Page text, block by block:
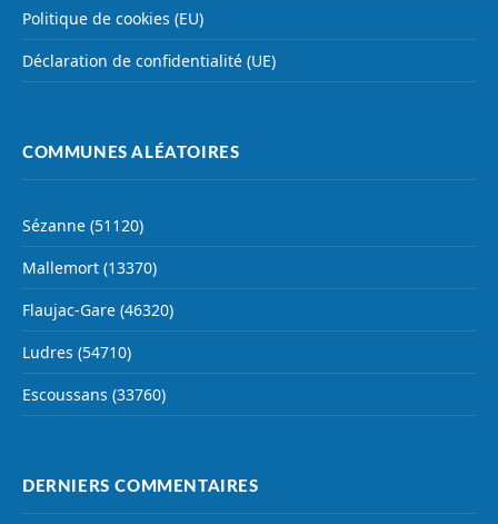
Politique de cookies (EU)
Déclaration de confidentialité (UE)
COMMUNES ALÉATOIRES
Sézanne (51120)
Mallemort (13370)
Flaujac-Gare (46320)
Ludres (54710)
Escoussans (33760)
DERNIERS COMMENTAIRES